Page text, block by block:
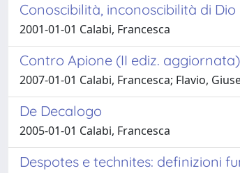
Conoscibilità, inconoscibilità di
2001-01-01 Calabi, Francesca
Contro Apione (II ediz. aggiornata)
2007-01-01 Calabi, Francesca; Flavio,
De Decalogo
2005-01-01 Calabi, Francesca
Despotes e technites: definizioni